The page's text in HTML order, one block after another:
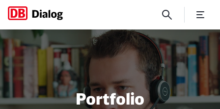
Portfolio
Portfolio